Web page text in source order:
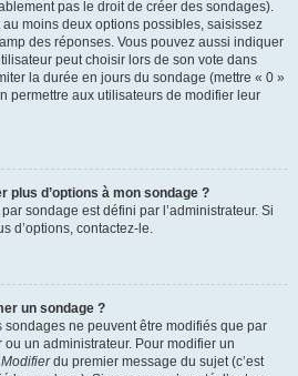
pas le droit de créer des sondages).
moins deux options possibles, saisissez
des réponses. Vous pouvez aussi indiquer
peut choisir lors de son vote dans
la durée en jours du sondage (mettre « 0 »
permettre aux utilisateurs de modifier leur
plus d’options à mon sondage ?
sondage est défini par l’administrateur. Si
d’options, contactez-le.
un sondage ?
ne peuvent être modifiés que par
ou un administrateur. Pour modifier un
Modifierdu premier message du sujet (c’est